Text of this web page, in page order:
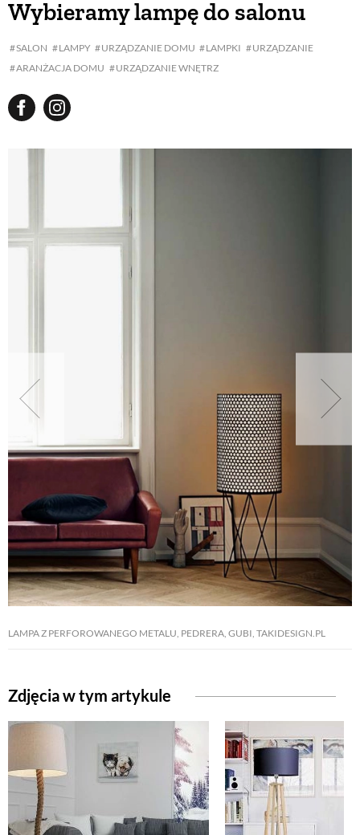
Wybieramy lampę do salonu
SALON LAMPY URZĄDZANIE DOMU LAMPKI
URZĄDZANIE
ARANŻACJA DOMU
URZĄDZANIE WNĘTRZ
LAMPA Z PERFOROWANEGO METALU, PEDRERA, GUBI, TAKIDESIGN.PL
Zdjęcia w tym artykule
BUDUJEMY DOM
WARZYWA I OWOCE
NATURALNIE
NATURALNA APTECZKA
DLA DOMU
EKO ŻYCIE
ZWIERZĘTA DOMOWE
ZWIERZĘTA W NATURZE
GRZYBY